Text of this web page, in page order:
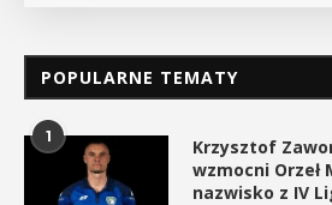
POPULARNE TEMATY
1
Krzysztof
wzmocni Orzeł
nazwisko z IV